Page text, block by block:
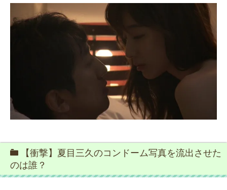
【衝撃】夏目三久のコンドーム写真を流出させた
のは誰？